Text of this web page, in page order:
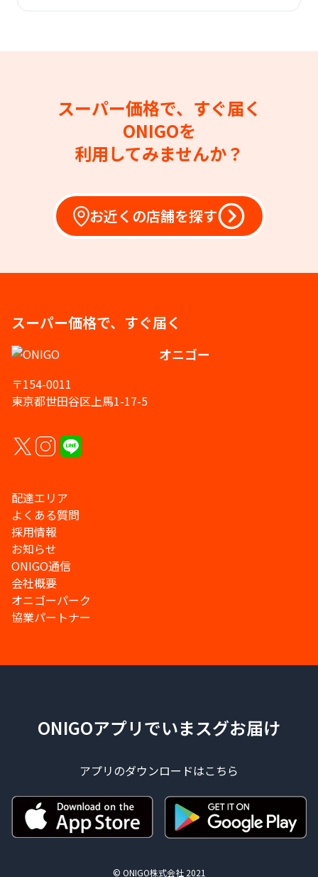
スーパー価格で、すぐ届く
ONIGOを
利用してみませんか？
お近くの店舗を探す
スーパー価格で、すぐ届く
オニゴー
〒154-0011
東京都世田谷区上馬1-17-5
配達エリア
よくある質問
採用情報
お知らせ
ONIGO通信
会社概要
オニゴーパーク
協業パートナー
ONIGOアプリでいまスグお届け
アプリのダウンロードはこちら
© ONIGO株式会社 2021